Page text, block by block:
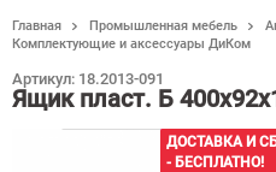
Главная Промышленная мебель
Комплектующие и аксессуары ДиКом
Ящик пласт. Б
Артикул: 18.2013-091
ДОСТАВКА И
- БЕСПЛАТНО!